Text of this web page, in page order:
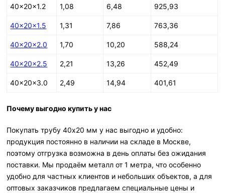
40x20x1.2 1,08 6,48 925,93
40x20x1.5 1,31 7,86 763,36
40x20x2.0 1,70 10,20 588,24
40x20x2.5 2,21 13,26 452,49
40x20x3.0 2,49 14,94 401,61
Почему выгодно купить у нас
Покупать трубу 40х20 мм у нас выгодно и удобно:
продукция постоянно в наличии на складе в Москве,
поэтому отгрузка возможна в день оплаты без ожидания
поставки. Мы продаём металл от 1 метра, что особенно
удобно для частных клиентов и небольших объектов, а для
оптовых заказчиков предлагаем специальные цены и